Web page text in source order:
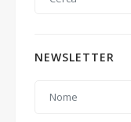
NEWSLETTER